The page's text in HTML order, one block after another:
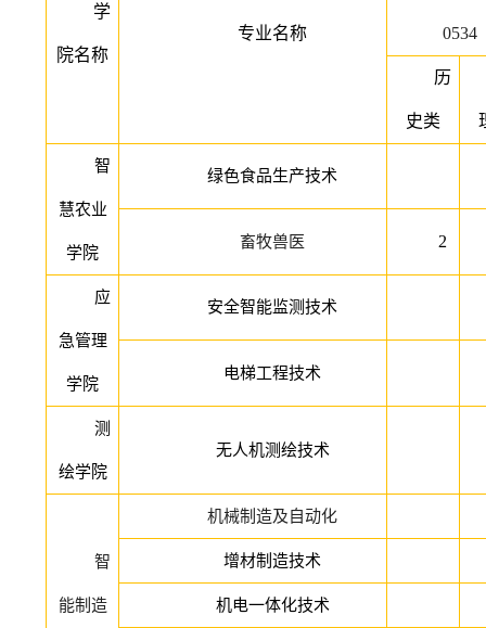
学
院名称
专业名称 0534
历
史类
智
慧农业
学院
绿色食品生产技术
畜牧兽医 2
应
急管理
学院
安全智能监测技术
电梯工程技术
测
绘学院
无人机测绘技术
智
能制造
机械制造及自动化
增材制造技术
机电一体化技术